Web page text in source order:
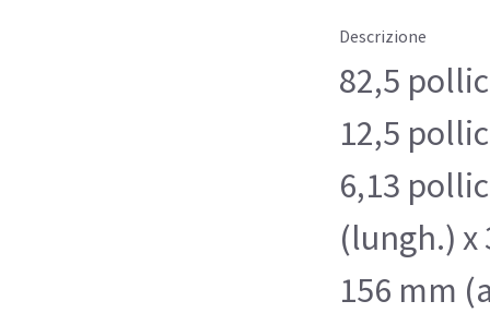
Descrizione
82,5
12,5
6,13
(lungh.) x
156 mm